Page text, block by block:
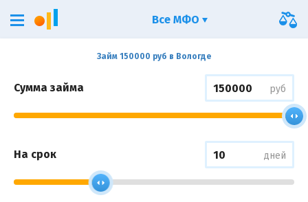
Займ 150000 руб в Вологде
Сумма займа руб
На срок дней
Все МФО